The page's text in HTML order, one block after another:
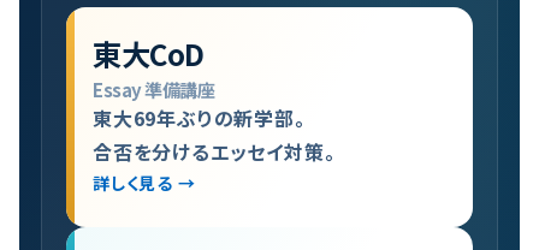
東大CoD
Essay 準備講座
東大69年ぶりの新学部。
合否を分けるエッセイ対策。
詳しく見る →